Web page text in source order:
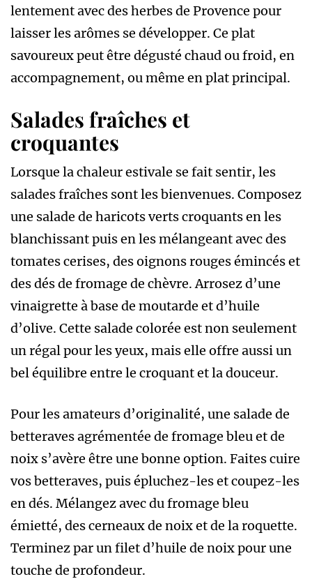
lentement avec des herbes de Provence pour
laisser les arômes se développer. Ce plat
savoureux peut être dégusté chaud ou froid, en
accompagnement, ou même en plat principal.
Salades fraîches et
croquantes
Lorsque la chaleur estivale se fait sentir, les
salades fraîches sont les bienvenues. Composez
une salade de haricots verts croquants en les
blanchissant puis en les mélangeant avec des
tomates cerises, des oignons rouges émincés et
des dés de fromage de chèvre. Arrosez d’une
vinaigrette à base de moutarde et d’huile
d’olive. Cette salade colorée est non seulement
un régal pour les yeux, mais elle offre aussi un
bel équilibre entre le croquant et la douceur.
Pour les amateurs d’originalité, une salade de
betteraves agrémentée de fromage bleu et de
noix s’avère être une bonne option. Faites cuire
vos betteraves, puis épluchez-les et coupez-les
en dés. Mélangez avec du fromage bleu
émietté, des cerneaux de noix et de la roquette.
Terminez par un filet d’huile de noix pour une
touche de profondeur.